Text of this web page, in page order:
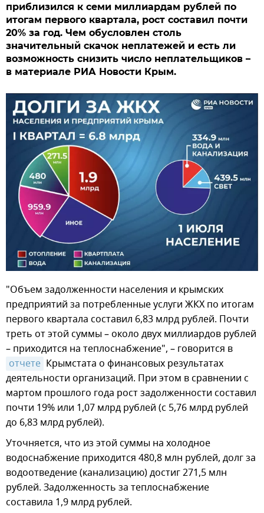
приблизился к семи миллиардам рублей по
итогам первого квартала, рост составил почти
20% за год. Чем обусловлен столь
значительный скачок неплатежей и есть ли
возможность снизить число неплательщиков –
в материале РИА Новости Крым.
"Объем задолженности населения и крымских
предприятий за потребленные услуги ЖКХ по итогам
первого квартала составил 6,83 млрд рублей. Почти
треть от этой суммы – около двух миллиардов рублей
– приходится на теплоснабжение", – говорится в
отчете Крымстата о финансовых результатах
деятельности организаций. При этом в сравнении с
мартом прошлого года рост задолженности составил
почти 19% или 1,07 млрд рублей (с 5,76 млрд рублей
до 6,83 млрд рублей).
Уточняется, что из этой суммы на холодное
водоснабжение приходится 480,8 млн рублей, долг за
водоотведение (канализацию) достиг 271,5 млн
рублей. Задолженность за теплоснабжение
составила 1,9 млрд рублей.